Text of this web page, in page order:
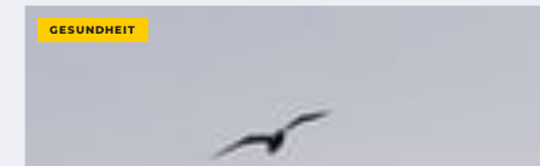
GESUNDHEIT